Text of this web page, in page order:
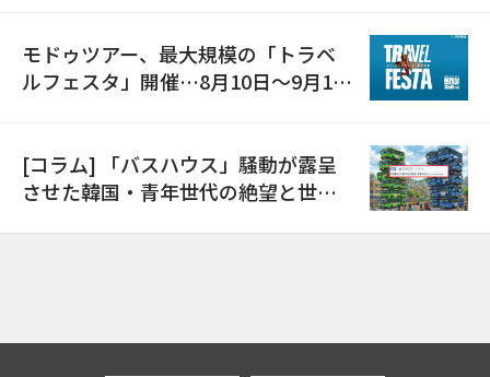
モドゥツアー、最大規模の「トラベ
ルフェスタ」開催…8月10日～9月11
[コラム] 「バスハウス」騒動が露呈
させた韓国・青年世代の絶望と世代